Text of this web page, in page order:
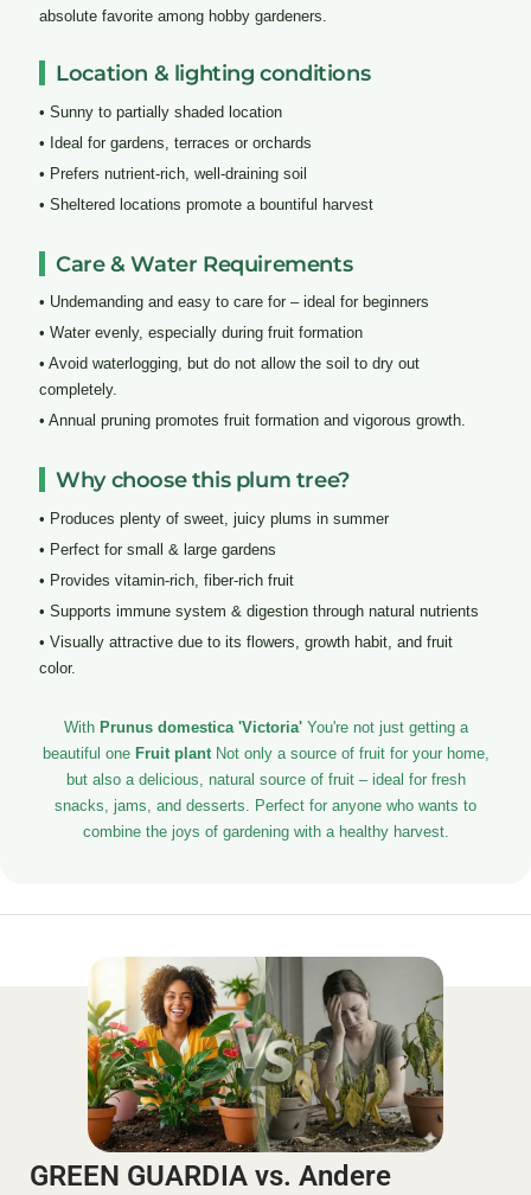
absolute favorite among hobby gardeners.
Location & lighting conditions
• Sunny to partially shaded location
• Ideal for gardens, terraces or orchards
• Prefers nutrient-rich, well-draining soil
• Sheltered locations promote a bountiful harvest
Care & Water Requirements
• Undemanding and easy to care for – ideal for beginners
• Water evenly, especially during fruit formation
• Avoid waterlogging, but do not allow the soil to dry out
completely.
• Annual pruning promotes fruit formation and vigorous growth.
Why choose this plum tree?
• Produces plenty of sweet, juicy plums in summer
• Perfect for small & large gardens
• Provides vitamin-rich, fiber-rich fruit
• Supports immune system & digestion through natural nutrients
• Visually attractive due to its flowers, growth habit, and fruit
color.
With Prunus domestica 'Victoria'You're not just getting a
beautiful one Fruit plantNot only a source of fruit for your home,
but also a delicious, natural source of fruit – ideal for fresh
snacks, jams, and desserts. Perfect for anyone who wants to
combine the joys of gardening with a healthy harvest.
GREEN GUARDIA vs. Andere